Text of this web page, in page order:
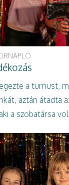
a turnust,
aztán átadta
a szobatársa